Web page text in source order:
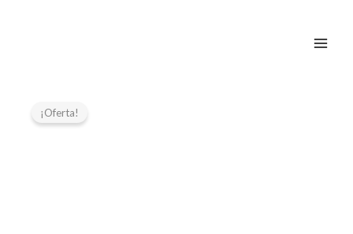
¡Oferta!
Miralles
18107